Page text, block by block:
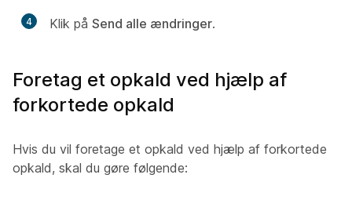
4 Klik på Send alle ændringer.
Foretag et opkald ved hjælp af
forkortede opkald
Hvis du vil foretage et opkald ved hjælp af forkortede
opkald, skal du gøre følgende: